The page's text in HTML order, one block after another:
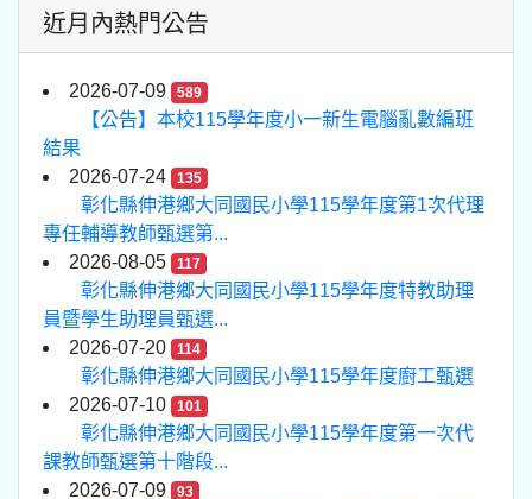
近月內熱門公告
2026-07-09 589
【公告】本校115學年度小一新生電腦亂數編班
結果
2026-07-24
135
彰化縣伸港鄉大同國民小學115學年度第1次代理
專任輔導教師甄選第...
2026-08-05
117
彰化縣伸港鄉大同國民小學115學年度特教助理
員暨學生助理員甄選...
2026-07-20
114
彰化縣伸港鄉大同國民小學115學年度廚工甄選
2026-07-10
101
彰化縣伸港鄉大同國民小學115學年度第一次代
課教師甄選第十階段...
2026-07-09
93